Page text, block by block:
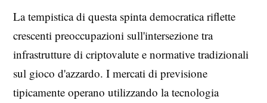
La tempistica di questa spinta democratica riflette
crescenti preoccupazioni sull'intersezione tra
infrastrutture di criptovalute e normative tradizionali
sul gioco d'azzardo. I mercati di previsione
tipicamente operano utilizzando la tecnologia